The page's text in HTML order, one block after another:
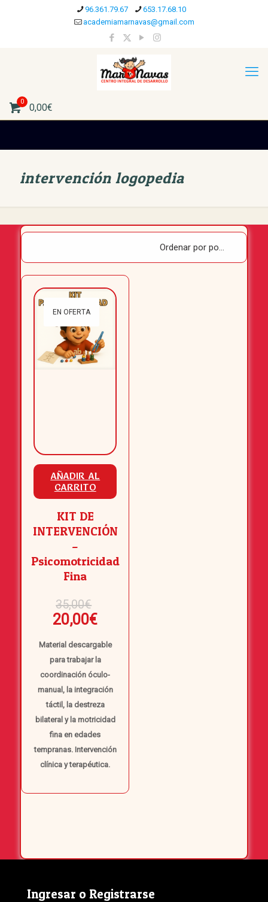
96.361.79.67
653.17.68.10
academiamarnavas@gmail.com
0
0,00€
intervención logopedia
EN OFERTA
AÑADIR AL
CARRITO
KIT DE
INTERVENCIÓN
–
Psicomotricidad
Fina
35,00€
precio
era:
35,00€.
20,00€El
actual
es:
20,00€.
Material descargable
para trabajar la
coordinación óculo-
manual, la integración
táctil, la destreza
bilateral y la motricidad
fina en edades
tempranas. Intervención
clínica y terapéutica.
Ingresar o Registrarse